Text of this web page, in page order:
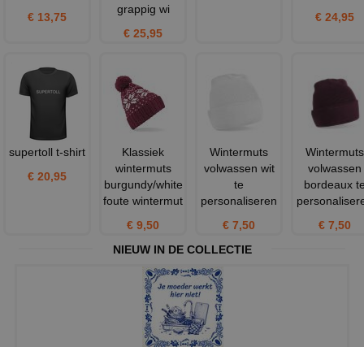
€ 13,75
grappig wi
€ 25,95
€ 24,95
supertoll t-shirt
€ 20,95
Klassiek
wintermuts
burgundy/white
foute wintermut
€ 9,50
Wintermuts
volwassen wit
te
personaliseren
€ 7,50
Wintermuts
volwassen
bordeaux
€ 7,50
NIEUW IN DE COLLECTIE